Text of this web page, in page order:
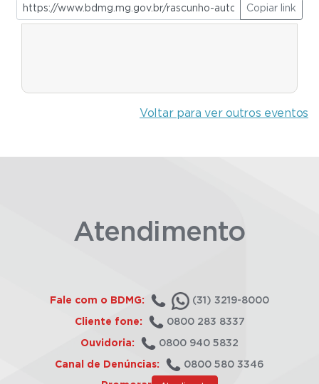
Copiar link
Voltar para ver outros eventos
Atendimento
Fale com o BDMG: (31) 3219-8000
Cliente fone: 0800 283 8337
Ouvidoria: 0800 940 5832
Canal de Denúncias: 0800 580 3346